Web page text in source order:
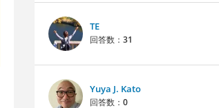
TE
回答数： 31
Yuya J. Kato
回答数： 0